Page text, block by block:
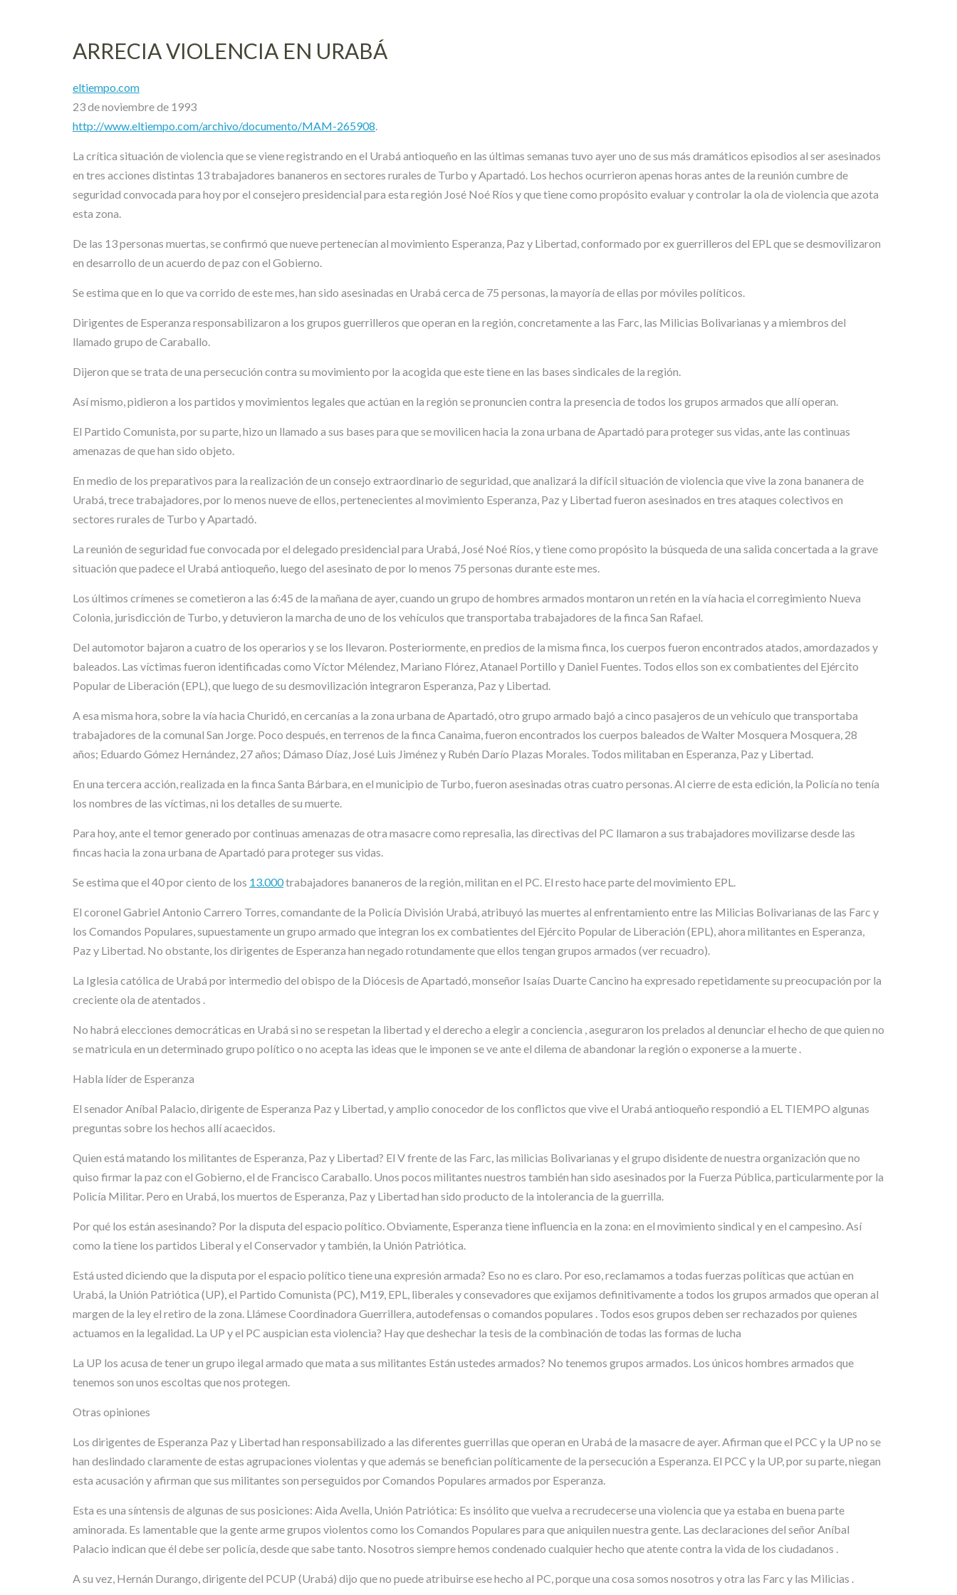
ARRECIA VIOLENCIA EN URABÁ
eltiempo.com
23 de noviembre de 1993
http://www.eltiempo.com/archivo/documento/MAM-265908.
La crítica situación de violencia que se viene registrando en el Urabá antioqueño en las últimas semanas tuvo ayer uno de sus más dramáticos episodios al ser asesinados
en tres acciones distintas 13 trabajadores bananeros en sectores rurales de Turbo y Apartadó. Los hechos ocurrieron apenas horas antes de la reunión cumbre de
seguridad convocada para hoy por el consejero presidencial para esta región José Noé Ríos y que tiene como propósito evaluar y controlar la ola de violencia que azota
esta zona.
De las 13 personas muertas, se confirmó que nueve pertenecían al movimiento Esperanza, Paz y Libertad, conformado por ex guerrilleros del EPL que se desmovilizaron
en desarrollo de un acuerdo de paz con el Gobierno.
Se estima que en lo que va corrido de este mes, han sido asesinadas en Urabá cerca de 75 personas, la mayoría de ellas por móviles políticos.
Dirigentes de Esperanza responsabilizaron a los grupos guerrilleros que operan en la región, concretamente a las Farc, las Milicias Bolivarianas y a miembros del
llamado grupo de Caraballo.
Dijeron que se trata de una persecución contra su movimiento por la acogida que este tiene en las bases sindicales de la región.
Así mismo, pidieron a los partidos y movimientos legales que actúan en la región se pronuncien contra la presencia de todos los grupos armados que allí operan.
El Partido Comunista, por su parte, hizo un llamado a sus bases para que se movilicen hacia la zona urbana de Apartadó para proteger sus vidas, ante las continuas
amenazas de que han sido objeto.
En medio de los preparativos para la realización de un consejo extraordinario de seguridad, que analizará la difícil situación de violencia que vive la zona bananera de
Urabá, trece trabajadores, por lo menos nueve de ellos, pertenecientes al movimiento Esperanza, Paz y Libertad fueron asesinados en tres ataques colectivos en
sectores rurales de Turbo y Apartadó.
La reunión de seguridad fue convocada por el delegado presidencial para Urabá, José Noé Ríos, y tiene como propósito la búsqueda de una salida concertada a la grave
situación que padece el Urabá antioqueño, luego del asesinato de por lo menos 75 personas durante este mes.
Los últimos crímenes se cometieron a las 6:45 de la mañana de ayer, cuando un grupo de hombres armados montaron un retén en la vía hacia el corregimiento Nueva
Colonia, jurisdicción de Turbo, y detuvieron la marcha de uno de los vehículos que transportaba trabajadores de la finca San Rafael.
Del automotor bajaron a cuatro de los operarios y se los llevaron. Posteriormente, en predios de la misma finca, los cuerpos fueron encontrados atados, amordazados y
baleados. Las víctimas fueron identificadas como Víctor Mélendez, Mariano Flórez, Atanael Portillo y Daniel Fuentes. Todos ellos son ex combatientes del Ejército
Popular de Liberación (EPL), que luego de su desmovilización integraron Esperanza, Paz y Libertad.
A esa misma hora, sobre la vía hacia Churidó, en cercanías a la zona urbana de Apartadó, otro grupo armado bajó a cinco pasajeros de un vehículo que transportaba
trabajadores de la comunal San Jorge. Poco después, en terrenos de la finca Canaima, fueron encontrados los cuerpos baleados de Walter Mosquera Mosquera, 28
años; Eduardo Gómez Hernández, 27 años; Dámaso Díaz, José Luis Jiménez y Rubén Darío Plazas Morales. Todos militaban en Esperanza, Paz y Libertad.
En una tercera acción, realizada en la finca Santa Bárbara, en el municipio de Turbo, fueron asesinadas otras cuatro personas. Al cierre de esta edición, la Policía no tenía
los nombres de las víctimas, ni los detalles de su muerte.
Para hoy, ante el temor generado por continuas amenazas de otra masacre como represalia, las directivas del PC llamaron a sus trabajadores movilizarse desde las
fincas hacia la zona urbana de Apartadó para proteger sus vidas.
Se estima que el 40 por ciento de los 13.000trabajadores bananeros de la región, militan en el PC. El resto hace parte del movimiento EPL.
El coronel Gabriel Antonio Carrero Torres, comandante de la Policía División Urabá, atribuyó las muertes al enfrentamiento entre las Milicias Bolivarianas de las Farc y
los Comandos Populares, supuestamente un grupo armado que integran los ex combatientes del Ejército Popular de Liberación (EPL), ahora militantes en Esperanza,
Paz y Libertad. No obstante, los dirigentes de Esperanza han negado rotundamente que ellos tengan grupos armados (ver recuadro).
La Iglesia católica de Urabá por intermedio del obispo de la Diócesis de Apartadó, monseñor Isaías Duarte Cancino ha expresado repetidamente su preocupación por la
creciente ola de atentados .
No habrá elecciones democráticas en Urabá si no se respetan la libertad y el derecho a elegir a conciencia , aseguraron los prelados al denunciar el hecho de que quien no
se matricula en un determinado grupo político o no acepta las ideas que le imponen se ve ante el dilema de abandonar la región o exponerse a la muerte .
Habla líder de Esperanza
El senador Aníbal Palacio, dirigente de Esperanza Paz y Libertad, y amplio conocedor de los conflictos que vive el Urabá antioqueño respondió a EL TIEMPO algunas
preguntas sobre los hechos allí acaecidos.
Quien está matando los militantes de Esperanza, Paz y Libertad? El V frente de las Farc, las milicias Bolivarianas y el grupo disidente de nuestra organización que no
quiso firmar la paz con el Gobierno, el de Francisco Caraballo. Unos pocos militantes nuestros también han sido asesinados por la Fuerza Pública, particularmente por la
Policía Militar. Pero en Urabá, los muertos de Esperanza, Paz y Libertad han sido producto de la intolerancia de la guerrilla.
Por qué los están asesinando? Por la disputa del espacio político. Obviamente, Esperanza tiene influencia en la zona: en el movimiento sindical y en el campesino. Así
como la tiene los partidos Liberal y el Conservador y también, la Unión Patriótica.
Está usted diciendo que la disputa por el espacio político tiene una expresión armada? Eso no es claro. Por eso, reclamamos a todas fuerzas políticas que actúan en
Urabá, la Unión Patriótica (UP), el Partido Comunista (PC), M19, EPL, liberales y consevadores que exijamos definitivamente a todos los grupos armados que operan al
margen de la ley el retiro de la zona. Llámese Coordinadora Guerrillera, autodefensas o comandos populares . Todos esos grupos deben ser rechazados por quienes
actuamos en la legalidad. La UP y el PC auspician esta violencia? Hay que deshechar la tesis de la combinación de todas las formas de lucha
La UP los acusa de tener un grupo ilegal armado que mata a sus militantes Están ustedes armados? No tenemos grupos armados. Los únicos hombres armados que
tenemos son unos escoltas que nos protegen.
Otras opiniones
Los dirigentes de Esperanza Paz y Libertad han responsabilizado a las diferentes guerrillas que operan en Urabá de la masacre de ayer. Afirman que el PCC y la UP no se
han deslindado claramente de estas agrupaciones violentas y que además se benefician políticamente de la persecución a Esperanza. El PCC y la UP, por su parte, niegan
esta acusación y afirman que sus militantes son perseguidos por Comandos Populares armados por Esperanza.
Esta es una síntensis de algunas de sus posiciones: Aida Avella, Unión Patriótica: Es insólito que vuelva a recrudecerse una violencia que ya estaba en buena parte
aminorada. Es lamentable que la gente arme grupos violentos como los Comandos Populares para que aniquilen nuestra gente. Las declaraciones del señor Aníbal
Palacio indican que él debe ser policía, desde que sabe tanto. Nosotros siempre hemos condenado cualquier hecho que atente contra la vida de los ciudadanos .
A su vez, Hernán Durango, dirigente del PCUP (Urabá) dijo que no puede atribuirse ese hecho al PC, porque una cosa somos nosotros y otra las Farc y las Milicias .